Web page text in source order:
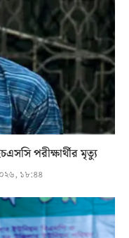
পরীক্ষার্থীর মৃত্যু
১৮:৪৪